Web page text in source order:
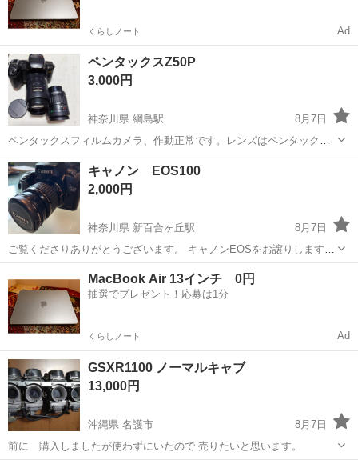
くらしノート Ad
ペンタックスZ50P
3,000円
神奈川県 綱島駅
8月7日
ペンタックスフィルムカメラ、作動正常です。レンズはペンタックス
80-200ミリ、28-80ミリオートフォーカスOKです。バッテリー付属、
フィルムがあれば、すぐ写せます。性能はインターネットで調べてく
ださい。パノラマ途中切り替...
神奈川 横浜市
キャノン EOS100
2,000円
神奈川県 新百合ヶ丘駅
8月7日
ご覧くださりありがとうございます。 キャノンEOSをお譲りします。
電池がないため動作未確認です。 ストラップ、三脚、取説付きです。
近隣の方へ手渡しを希望します。 ご検討よろしくお願いします。
カメラ EOS
MacBook Air 13インチ 0円
抽選でプレゼント！応募は1分
くらしノート Ad
GSXR1100 ノーマルキャブ
13,000円
沖縄県 名護市
8月7日
前に 購入しましたが使わずにいたので 売りたいと思います。